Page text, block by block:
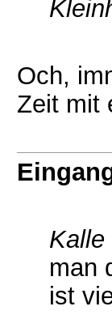
Och,
Zeit mit
Kalle
man
ist